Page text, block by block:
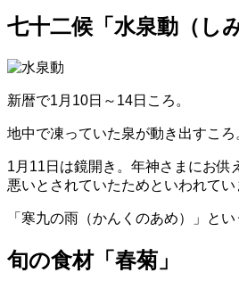
七十二候「水泉動（し
新暦で1月10日～14日ころ。
地中で凍っていた泉が動き出すころ
1月11日は鏡開き。年神さまにお
悪いとされていたためといわれてい
「寒九の雨（かんくのあめ）」と
旬の食材「春菊」